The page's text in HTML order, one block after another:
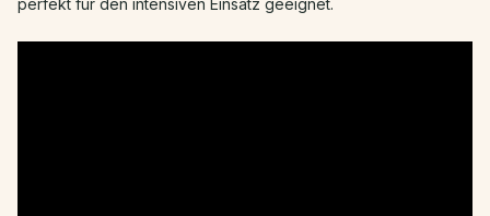
perfekt für den intensiven Einsatz geeignet.